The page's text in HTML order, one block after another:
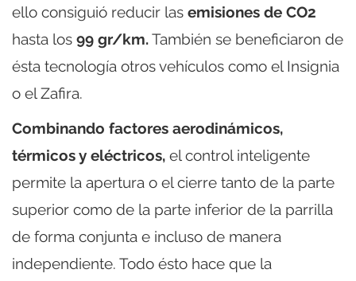
ello consiguió reducir las emisiones de CO2
hasta los 99 gr/km.También se beneficiaron de
ésta tecnología otros vehículos como el Insignia
o el Zafira.
Combinando factores aerodinámicos,
térmicos y eléctricos, el control inteligente
permite la apertura o el cierre tanto de la parte
superior como de la parte inferior de la parrilla
de forma conjunta e incluso de manera
independiente. Todo ésto hace que la